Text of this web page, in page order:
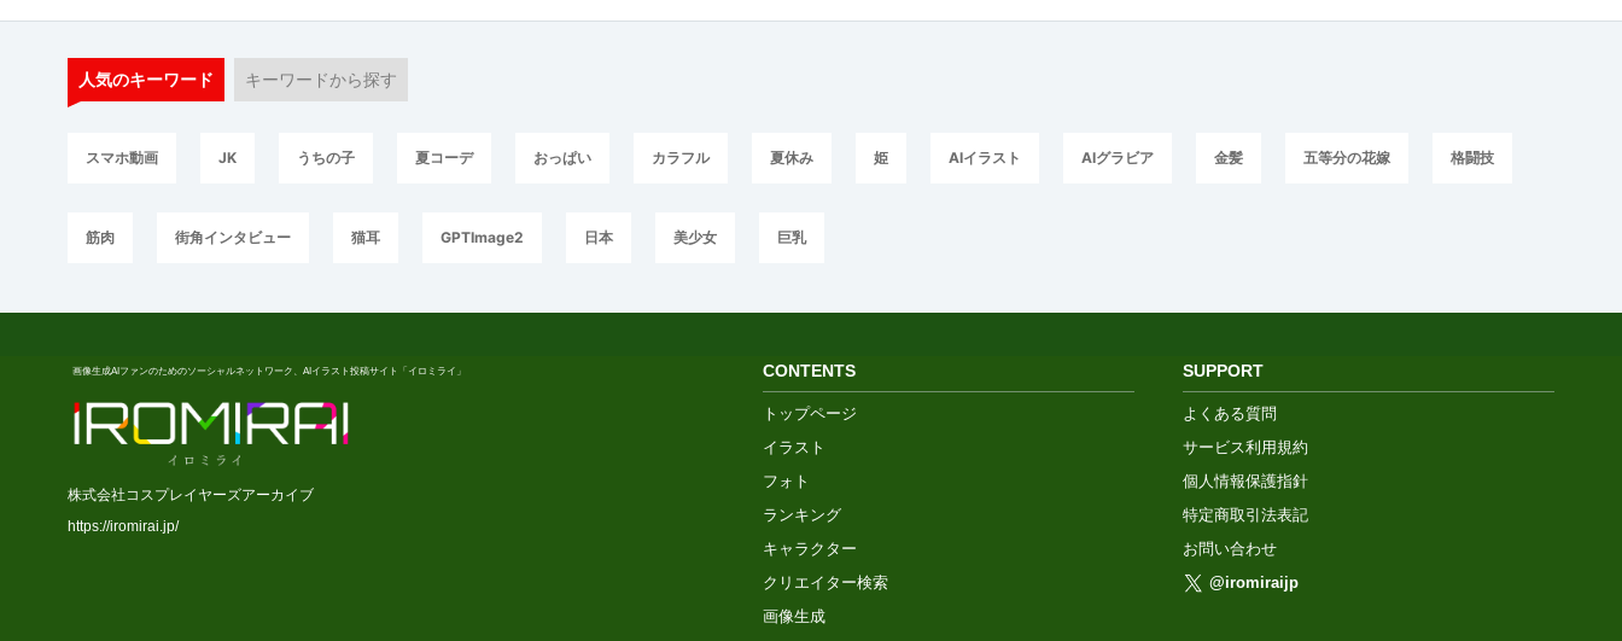
人気のキーワード キーワードから探す
スマホ動画 JK うちの子 夏コーデ おっぱい カラフル 夏休み 姫 AIイラスト AIグラビア 金髪 五等分の花嫁 格闘技
筋肉 街角インタビュー 猫耳 GPTImage2 日本 美少女 巨乳
画像生成AIファンのためのソーシャルネットワーク、AIイラスト投稿サイト「イロミライ」
株式会社コスプレイヤーズアーカイブ
https://iromirai.jp/
SUPPORT
よくある質問
サービス利用規約
個人情報保護指針
特定商取引法表記
お問い合わせ
@iromiraijp
CONTENTS
トップページ
イラスト
フォト
ランキング
キャラクター
クリエイター検索
画像生成